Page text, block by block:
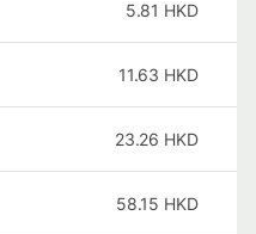
5.81 HKD
11.63 HKD
23.26 HKD
58.15 HKD